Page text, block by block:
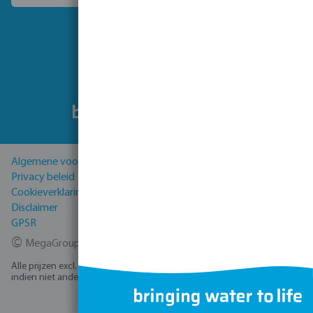
Algemene voorwaarden
Privacy beleid
Cookieverklaring
Disclaimer
GPSR
© MegaGroup Trade 2026
Alle prijzen excl. BTW plus
en eventuele bezorgkosten,
indien niet anders vermeld.